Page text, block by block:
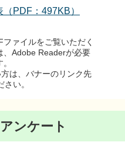
PDF：497KB）
ファイルをご覧いただく
、Adobe Readerが必要
は、バナーのリンク先
い。
ンケート